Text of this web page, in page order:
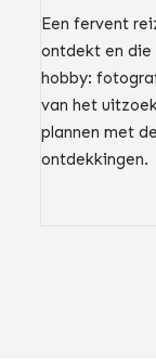
Een fervent
ontdekt en
hobby:
van het
plannen met
ontdekkingen.